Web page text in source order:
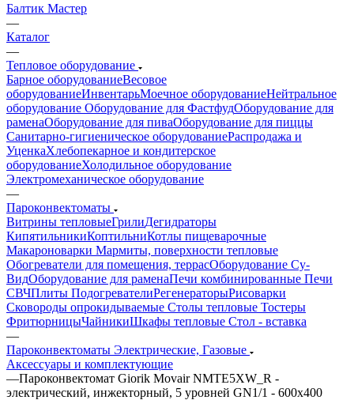
Балтик Мастер
—
Каталог
—
Тепловое оборудование
Барное оборудованиеВесовое
оборудованиеИнвентарьМоечное оборудованиеНейтральное
оборудование Оборудование для ФастфудОборудование для
раменаОборудование для пиваОборудование для пиццы
Санитарно-гигиеническое оборудованиеРаспродажа и
УценкаХлебопекарное и кондитерское
оборудованиеХолодильное оборудование
Электромеханическое оборудование
—
Пароконвектоматы
Витрины тепловыеГрилиДегидраторы
КипятильникиКоптильниКотлы пищеварочные
Макароноварки Мармиты, поверхности тепловые
Обогреватели для помещения, террасОборудование Су-
BидОборудование для раменаПечи комбинированные Печи
СВЧПлиты ПодогревателиРегенераторыРисоварки
Сковороды опрокидываемые Столы тепловые Тостеры
ФритюрницыЧайникиШкафы тепловые Стол - вставка
—
Пароконвектоматы Электрические, Газовые
Аксессуары и комплектующие
—Пароконвектомат Giorik Movair NMTE5XW_R -
электрический, инжекторный, 5 уровней GN1/1 - 600х400